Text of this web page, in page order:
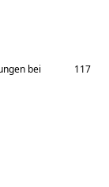
bei
117